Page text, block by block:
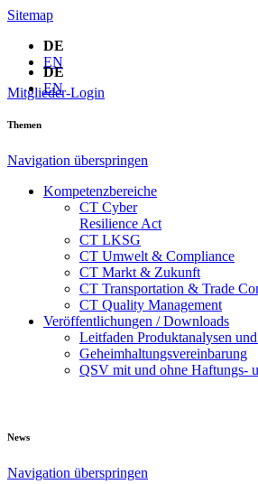
Sitemap
DE
EN
Mitglieder-Login
DE
EN
Themen
Navigation überspringen
Kompetenzbereiche
CT Cyber
Resilience Act
CT LKSG
CT Umwelt & Compliance
CT Markt & Zukunft
CT Transportation & Trade
CT Quality Management
Veröffentlichungen / Downloads
Leitfaden Produktanalysen
Geheimhaltungsverein­barung
QSV mit und ohne Haftungs-
News
Navigation überspringen